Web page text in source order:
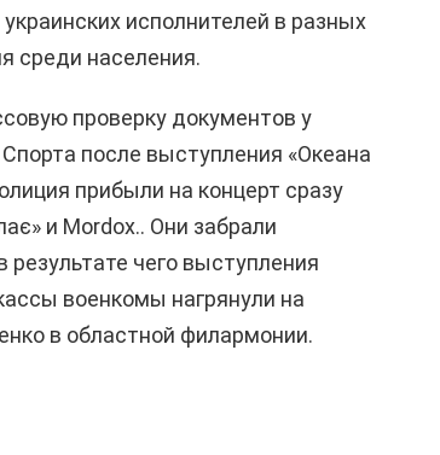
исполнителей в разных
среди населения.
проверку документов у
после выступления «Океана
прибыли на концерт сразу
и Mordox.. Они забрали
чего выступления
военкомы нагрянули на
в областной филармонии.